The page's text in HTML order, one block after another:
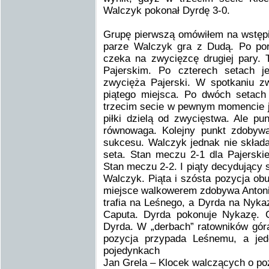
Walczyk pokonał Dyrdę 3-0.
Grupę pierwszą omówiłem na
parze Walczyk gra z Dudą. Po
czeka na zwycięzcę drugiej pary.
Pajerskim. Po czterech setach
zwycięża Pajerski. W spotkaniu
piątego miejsca. Po dwóch
trzecim secie w pewnym
piłki dzielą od zwycięstwa. Ale
równowaga. Kolejny punkt
sukcesu. Walczyk jednak nie
seta. Stan meczu 2-1 dla
Stan meczu 2-2. I piąty decydujący
Walczyk. Piąta i szósta pozycja
miejsce walkowerem zdobywa
trafia na Leśnego, a Dyrda na
Caputa. Dyrda pokonuje
Dyrda. W „derbach” ratowników
pozycja przypada Leśnemu, a
pojedynkach
Jan Grela – Klocek walczących o